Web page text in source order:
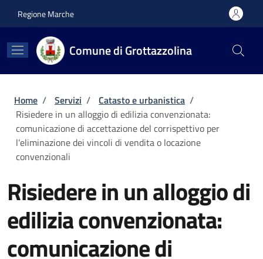
Regione Marche
Comune di Grottazzolina
Briciole di pane
Home / Servizi / Catasto e urbanistica /
Risiedere in un alloggio di edilizia convenzionata:
comunicazione di accettazione del corrispettivo per
l’eliminazione dei vincoli di vendita o locazione
convenzionali
Risiedere in un alloggio di
edilizia convenzionata:
comunicazione di